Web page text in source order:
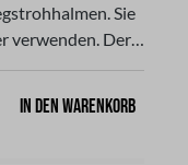
Sie
verwenden. Der
ohne die
auf alle Becher
In den Warenkorb